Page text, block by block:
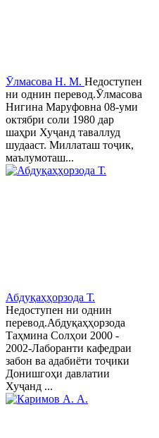
Ӯлмасова Н. М. Недоступен
ни однин перевод.Ӯлмасова
Нигина Маруфовна 08-уми
октябри соли 1980 дар
шаҳри Хуҷанд таваллуд
шудааст. Миллаташ тоҷик,
маълумоташ...
Абдуқаҳҳорзода Т.
Недоступен ни однин
перевод.Абдуқаҳҳорзода
Таҳмина Солҳои 2000 -
2002-Лаборанти кафедраи
забон ва адабиёти тоҷики
Донишгоҳи давлатии
Хуҷанд ...